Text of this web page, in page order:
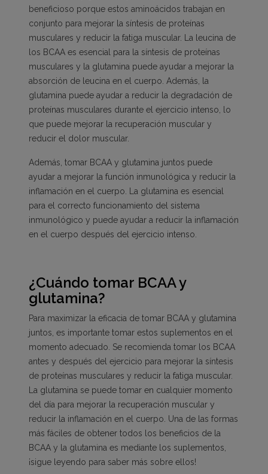
beneficioso porque estos aminoácidos trabajan en
conjunto para mejorar la síntesis de proteínas
musculares y reducir la fatiga muscular. La leucina de
los BCAA es esencial para la síntesis de proteínas
musculares y la glutamina puede ayudar a mejorar la
absorción de leucina en el cuerpo. Además, la
glutamina puede ayudar a reducir la degradación de
proteínas musculares durante el ejercicio intenso, lo
que puede mejorar la recuperación muscular y
reducir el dolor muscular.
Además, tomar BCAA y glutamina juntos puede
ayudar a mejorar la función inmunológica y reducir la
inflamación en el cuerpo. La glutamina es esencial
para el correcto funcionamiento del sistema
inmunológico y puede ayudar a reducir la inflamación
en el cuerpo después del ejercicio intenso.
¿Cuándo tomar BCAA y
glutamina?
Para maximizar la eficacia de tomar BCAA y glutamina
juntos, es importante tomar estos suplementos en el
momento adecuado. Se recomienda tomar los BCAA
antes y después del ejercicio para mejorar la síntesis
de proteínas musculares y reducir la fatiga muscular.
La glutamina se puede tomar en cualquier momento
del día para mejorar la recuperación muscular y
reducir la inflamación en el cuerpo. Una de las formas
más fáciles de obtener todos los beneficios de la
BCAA y la glutamina es mediante los suplementos,
¡sigue leyendo para saber más sobre ellos!